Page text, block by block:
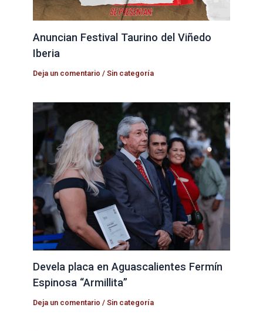
Anuncian Festival Taurino del Viñedo
Iberia
Deja un comentario /Sin categoría
Devela placa en Aguascalientes Fermín
Espinosa “Armillita”
Deja un comentario /Sin categoría